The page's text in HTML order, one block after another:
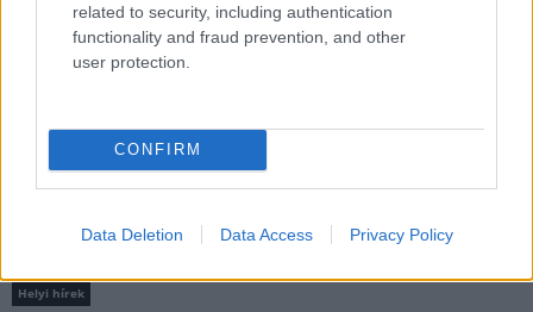
related to security, including authentication
functionality and fraud prevention, and other
user protection.
CONFIRM
Data Deletion Data Access Privacy Policy
Open Orfű: mozgás, zene, közösség
Augusztus első hétvégéjén (augusztus 1-2.) a Pécsi-tó partja
Helyi hírek